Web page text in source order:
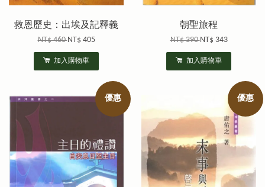
救恩歷史：出埃及記釋義
NT$ 460NT$ 405
加入購物車
朝聖旅程
NT$ 390NT$ 343
加入購物車
優惠 優惠